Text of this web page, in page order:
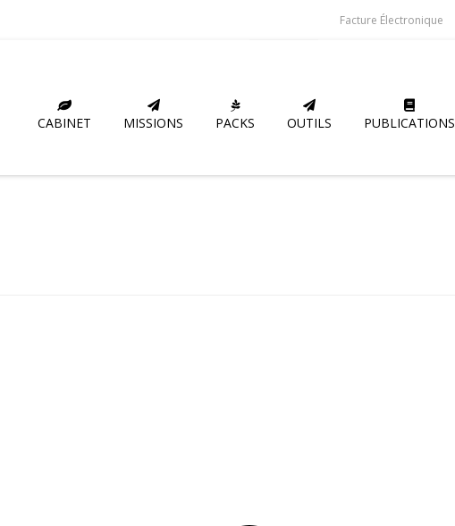
Facture Électronique
CABINET MISSIONS PACKS OUTILS PUBLICATIONS